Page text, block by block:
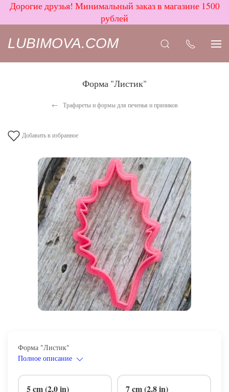
Дорогие друзья! Минимальный заказ в магазине 1500
рублей
LUBIMOVA.COM
Форма "Листик"
Трафареты и формы для печенья и пряников
Добавить в избранное
Форма "Листик"
Полное описание
5 cm (2,0 in)
7 cm (2,8 in)